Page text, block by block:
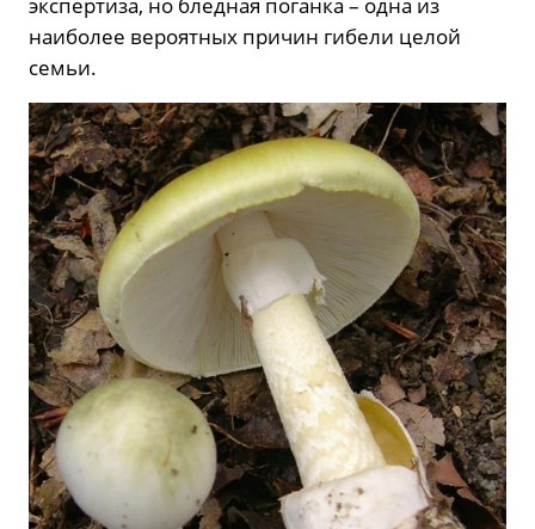
наиболее вероятных причин гибели целой
семьи.